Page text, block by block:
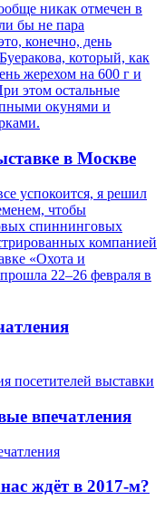
никак отмечен в
бы не пара
конечно, день
который, как
жерехом на 600 г и
этом остальные
окунями и
в Москве
успокоится, я решил
чтобы
спиннинговых
компанией
«Охота и
22–26 февраля в
посетителей выставки
впечатления
ждёт в 2017-м?